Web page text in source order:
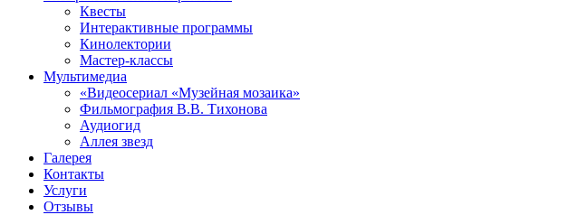
Квесты
Интерактивные программы
Кинолектории
Мастер-классы
Мультимедиа
«Видеосериал «Музейная мозаика»
Фильмография В.В. Тихонова
Аудиогид
Аллея звезд
Галерея
Контакты
Услуги
Отзывы